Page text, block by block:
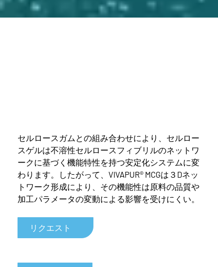
セルロースガムとの組み合わせにより、セルロー
スゲルは不溶性セルロースフィブリルのネットワ
ークに基づく機能特性を持つ安定化システムに変
わります。したがって、VIVAPUR® MCGは３Dネッ
トワーク形成により、その機能性は原料の品質や
加工パラメータの変動による影響を受けにくい。
リクエスト